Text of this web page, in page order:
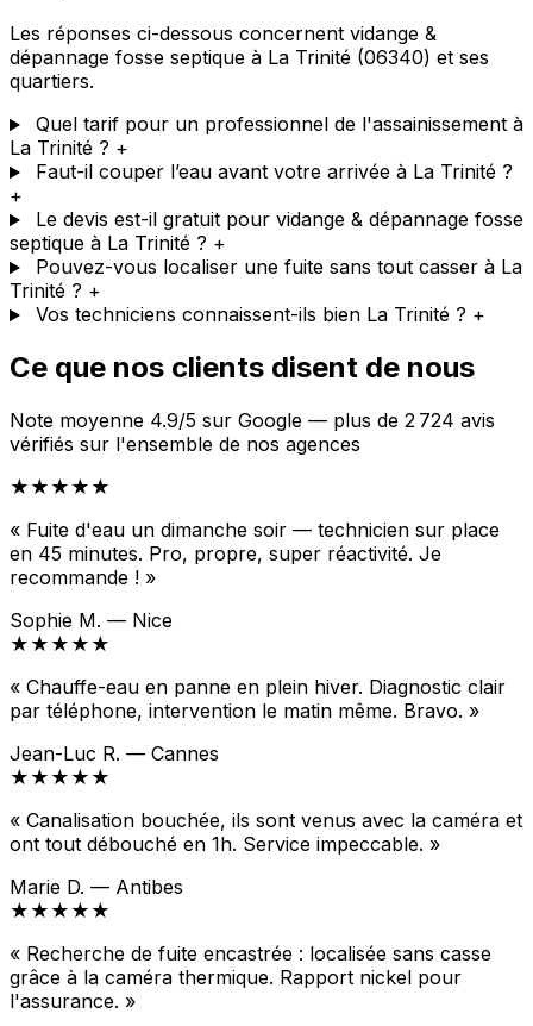
Les réponses ci-dessous concernent vidange &
dépannage fosse septique à La Trinité (06340) et ses
quartiers.
Quel tarif pour un professionnel de l'assainissement à
La Trinité ? +
Faut-il couper l’eau avant votre arrivée à La Trinité ?
+
Le devis est-il gratuit pour vidange & dépannage fosse
septique à La Trinité ? +
Pouvez-vous localiser une fuite sans tout casser à La
Trinité ? +
Vos techniciens connaissent-ils bien La Trinité ? +
Ce que nos clients disent de nous
Note moyenne 4.9/5 sur Google — plus de 2 724 avis
vérifiés sur l'ensemble de nos agences
★★★★★
« Fuite d'eau un dimanche soir — technicien sur place
en 45 minutes. Pro, propre, super réactivité. Je
recommande ! »
Sophie M. — Nice
★★★★★
« Chauffe-eau en panne en plein hiver. Diagnostic clair
par téléphone, intervention le matin même. Bravo. »
Jean-Luc R. — Cannes
★★★★★
« Canalisation bouchée, ils sont venus avec la caméra et
ont tout débouché en 1h. Service impeccable. »
Marie D. — Antibes
★★★★★
« Recherche de fuite encastrée : localisée sans casse
grâce à la caméra thermique. Rapport nickel pour
l'assurance. »